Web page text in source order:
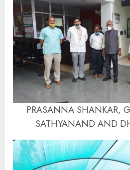
PRASANNA SHANKAR,
SATHYANAND AND